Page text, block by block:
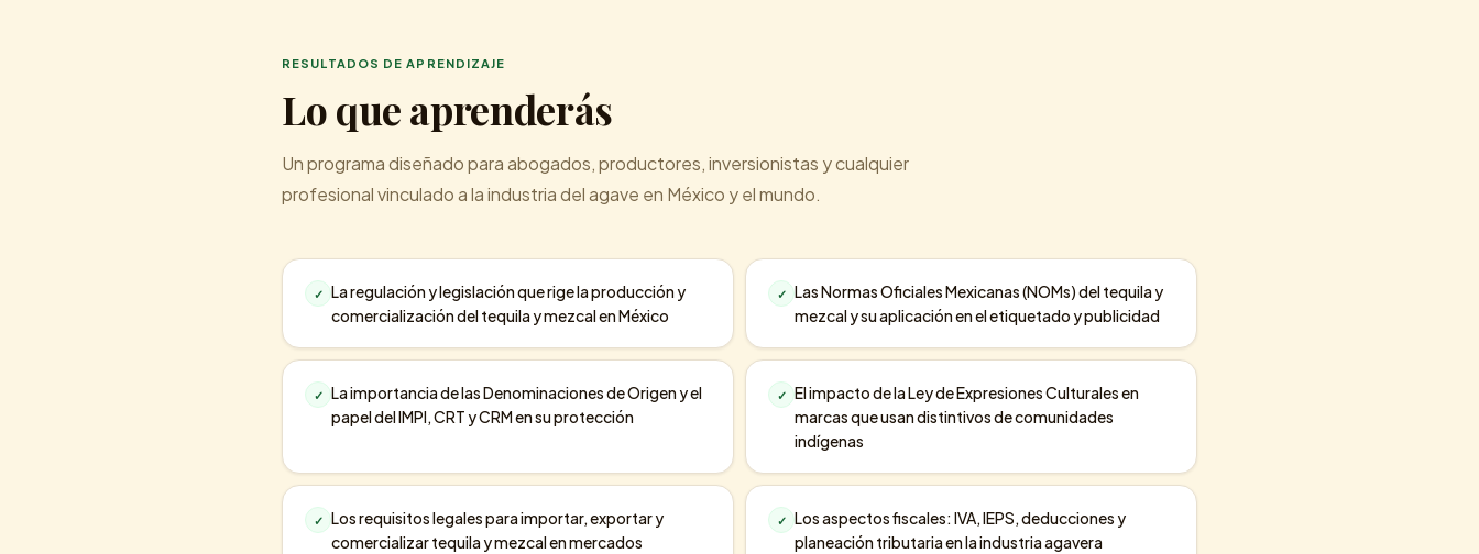
RESULTADOS DE APRENDIZAJE
Lo que aprenderás
Un programa diseñado para abogados, productores, inversionistas y cualquier
profesional vinculado a la industria del agave en México y el mundo.
✓
La regulación y legislación que rige la producción y
comercialización del tequila y mezcal en México
✓
Las Normas Oficiales Mexicanas (NOMs) del tequila y
mezcal y su aplicación en el etiquetado y publicidad
✓
La importancia de las Denominaciones de Origen y el
papel del IMPI, CRT y CRM en su protección
✓
El impacto de la Ley de Expresiones Culturales en
marcas que usan distintivos de comunidades
indígenas
✓
Los requisitos legales para importar, exportar y
comercializar tequila y mezcal en mercados
✓
Los aspectos fiscales: IVA, IEPS, deducciones y
planeación tributaria en la industria agavera